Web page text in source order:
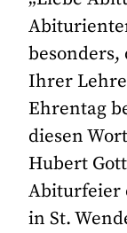
besonders,
Ihrer
Ehrentag
diesen
Hubert
Abiturfeier
in St.